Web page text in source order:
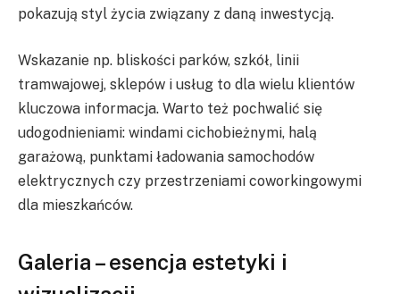
pokazują styl życia związany z daną inwestycją.
Wskazanie np. bliskości parków, szkół, linii
tramwajowej, sklepów i usług to dla wielu klientów
kluczowa informacja. Warto też pochwalić się
udogodnieniami: windami cichobieżnymi, halą
garażową, punktami ładowania samochodów
elektrycznych czy przestrzeniami coworkingowymi
dla mieszkańców.
Galeria – esencja estetyki i